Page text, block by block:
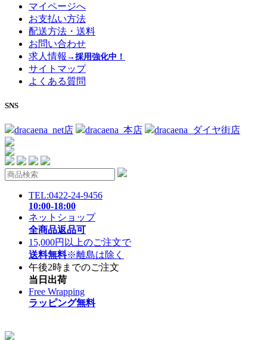
マイページへ
お支払い方法
配送方法・送料
お問い合わせ
求人情報 →採用強化中！
サイトマップ
よくある質問
SNS
dracaena_net店 dracaena_本店 dracaena_ダイヤ街店
TEL:0422-24-9456
10:00-18:00
ネットショップ
全商品返品可
15,000円以上のご注文で
送料無料※離島は除く
午後2時までのご注文
当日出荷
Free Wrapping
ラッピング無料